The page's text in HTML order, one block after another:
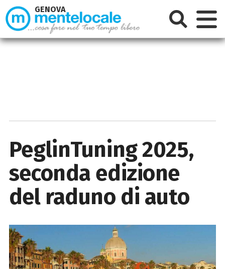
PeglinTuning 2025,
seconda edizione
del raduno di auto
GENOVA